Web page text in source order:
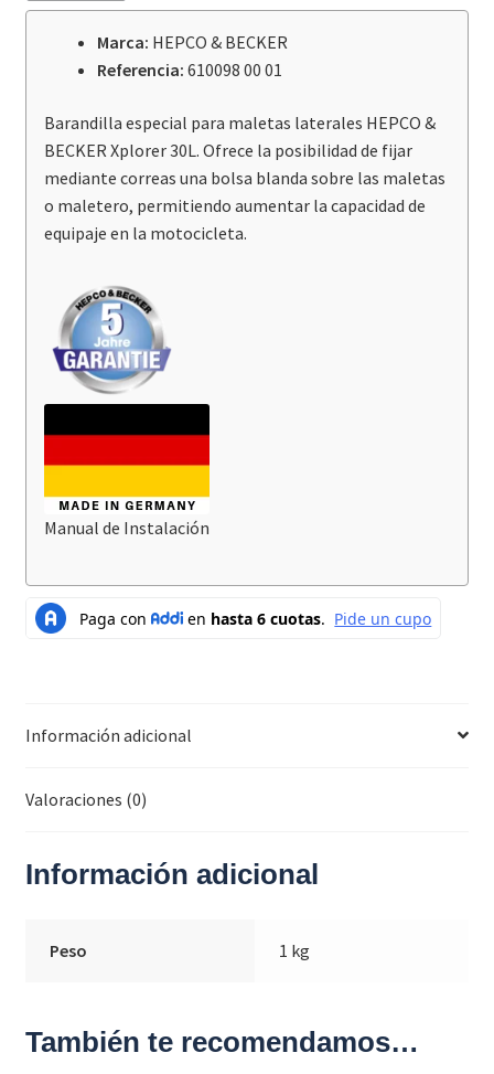
Marca: HEPCO & BECKER
Referencia: 610098 00 01
Barandilla especial para maletas laterales HEPCO &
BECKER Xplorer 30L. Ofrece la posibilidad de fijar
mediante correas una bolsa blanda sobre las maletas
o maletero, permitiendo aumentar la capacidad de
equipaje en la motocicleta.
Manual de Instalación
Información adicional
Valoraciones (0)
Información adicional
Peso 1 kg
También te recomendamos…